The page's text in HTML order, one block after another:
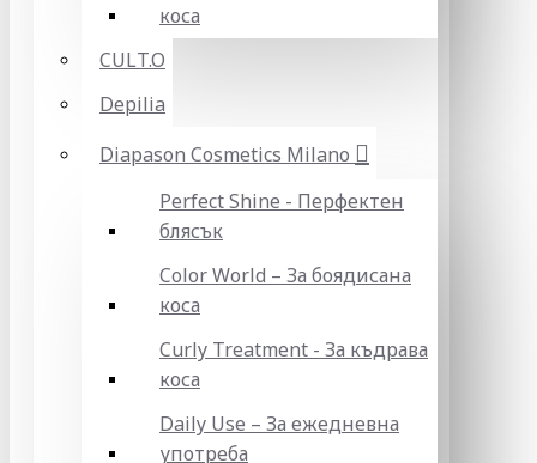
коса
CULT.O
Depilia
Diapason Cosmetics Milano
Perfect Shine - Перфектен
блясък
Color World – За боядисана
коса
Curly Treatment - За къдрава
коса
Daily Use – За ежедневна
употреба